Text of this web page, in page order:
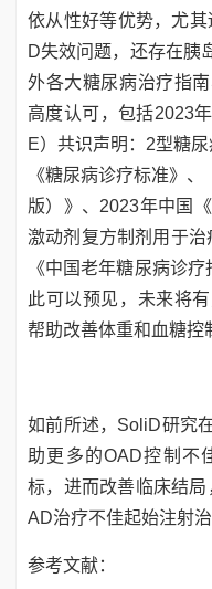
依从性好等优势，尤
D失效问题，还存在胰
外各大糖尿病治疗指
高度认可，包括2023
E）共识声明：2型糖
《糖尿病诊疗标准》
版）》、2023年中国
激动剂复方制剂用于治
《中国老年糖尿病诊
此可以预见，未来将
帮助改善体重和血糖控
如前所述，SoliD研究
助更多的OAD控制不
标，进而改善临床结
AD治疗不佳起始注射治
参考文献：